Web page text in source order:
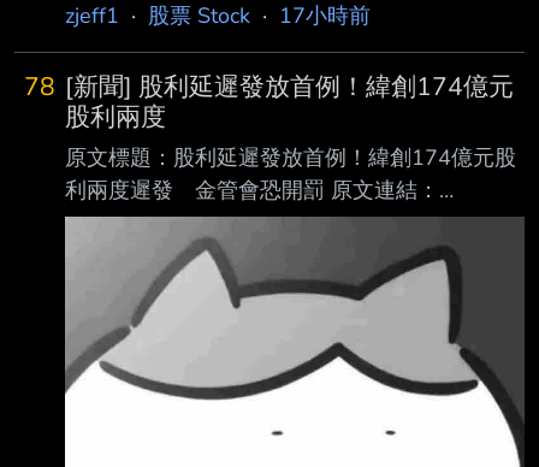
zjeff1 · 股票 Stock · 17小時前
78 [新聞] 股利延遲發放首例！緯創174億元
股利兩度
原文標題：股利延遲發放首例！緯創174億元股
利兩度遲發 金管會恐開罰 原文連結：
https://reurl.cc/5X8l7M 發布時間：2026/08/06
17:40 記者署名：記者 許麗珍 綜合報導 原文內
容： 【記者許麗珍／台北報導】緯創（3231）
高達174億元股利兩度遲發引發市場軒然大波及
股東不滿。金管會今表示經查緯創雖已於今發放
股利完畢，但有股東反映緯創「重訊發布 時間
不夠即時，內容恐有錯」等，將請證交所及台灣